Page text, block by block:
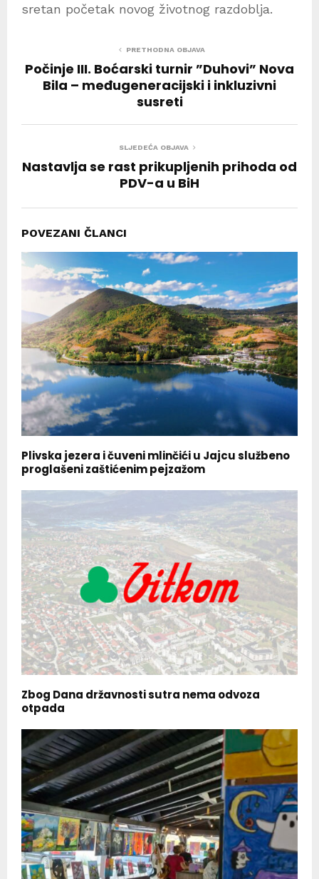
sretan početak novog životnog razdoblja.
PRETHODNA OBJAVA
Počinje III. Boćarski turnir ”Duhovi” Nova
Bila – međugeneracijski i inkluzivni
susreti
SLJEDEĆA OBJAVA
Nastavlja se rast prikupljenih prihoda od
PDV-a u BiH
POVEZANI ČLANCI
Plivska jezera i čuveni mlinčići u Jajcu službeno
proglašeni zaštićenim pejzažom
Zbog Dana državnosti sutra nema odvoza
otpada